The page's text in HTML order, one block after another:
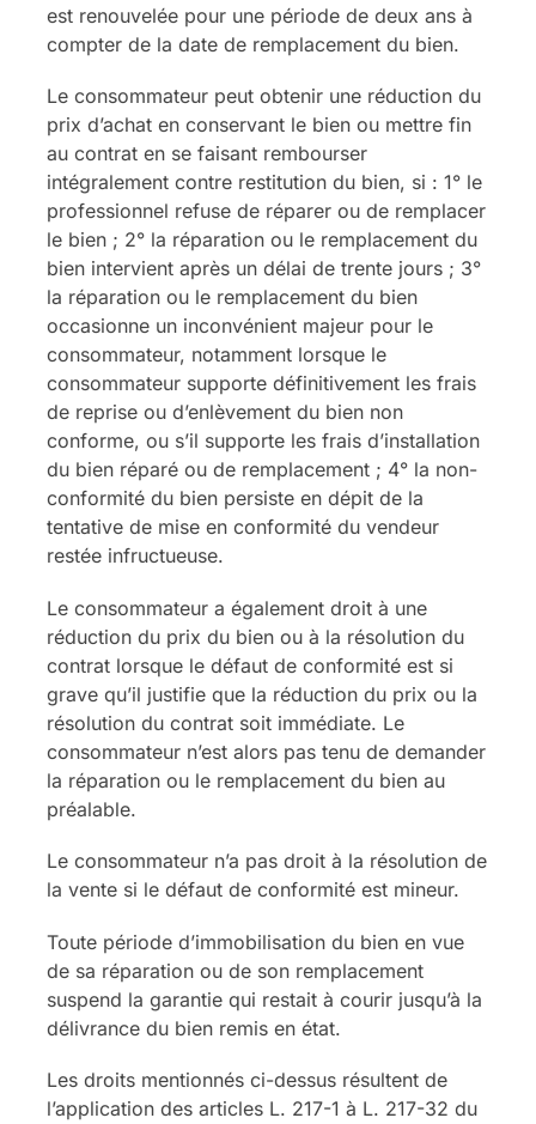
est renouvelée pour une période de deux ans à
compter de la date de remplacement du bien.
Le consommateur peut obtenir une réduction du
prix d’achat en conservant le bien ou mettre fin
au contrat en se faisant rembourser
intégralement contre restitution du bien, si : 1° le
professionnel refuse de réparer ou de remplacer
le bien ; 2° la réparation ou le remplacement du
bien intervient après un délai de trente jours ; 3°
la réparation ou le remplacement du bien
occasionne un inconvénient majeur pour le
consommateur, notamment lorsque le
consommateur supporte définitivement les frais
de reprise ou d’enlèvement du bien non
conforme, ou s’il supporte les frais d’installation
du bien réparé ou de remplacement ; 4° la non-
conformité du bien persiste en dépit de la
tentative de mise en conformité du vendeur
restée infructueuse.
Le consommateur a également droit à une
réduction du prix du bien ou à la résolution du
contrat lorsque le défaut de conformité est si
grave qu’il justifie que la réduction du prix ou la
résolution du contrat soit immédiate. Le
consommateur n’est alors pas tenu de demander
la réparation ou le remplacement du bien au
préalable.
Le consommateur n’a pas droit à la résolution de
la vente si le défaut de conformité est mineur.
Toute période d’immobilisation du bien en vue
de sa réparation ou de son remplacement
suspend la garantie qui restait à courir jusqu’à la
délivrance du bien remis en état.
Les droits mentionnés ci-dessus résultent de
l’application des articles L. 217-1 à L. 217-32 du